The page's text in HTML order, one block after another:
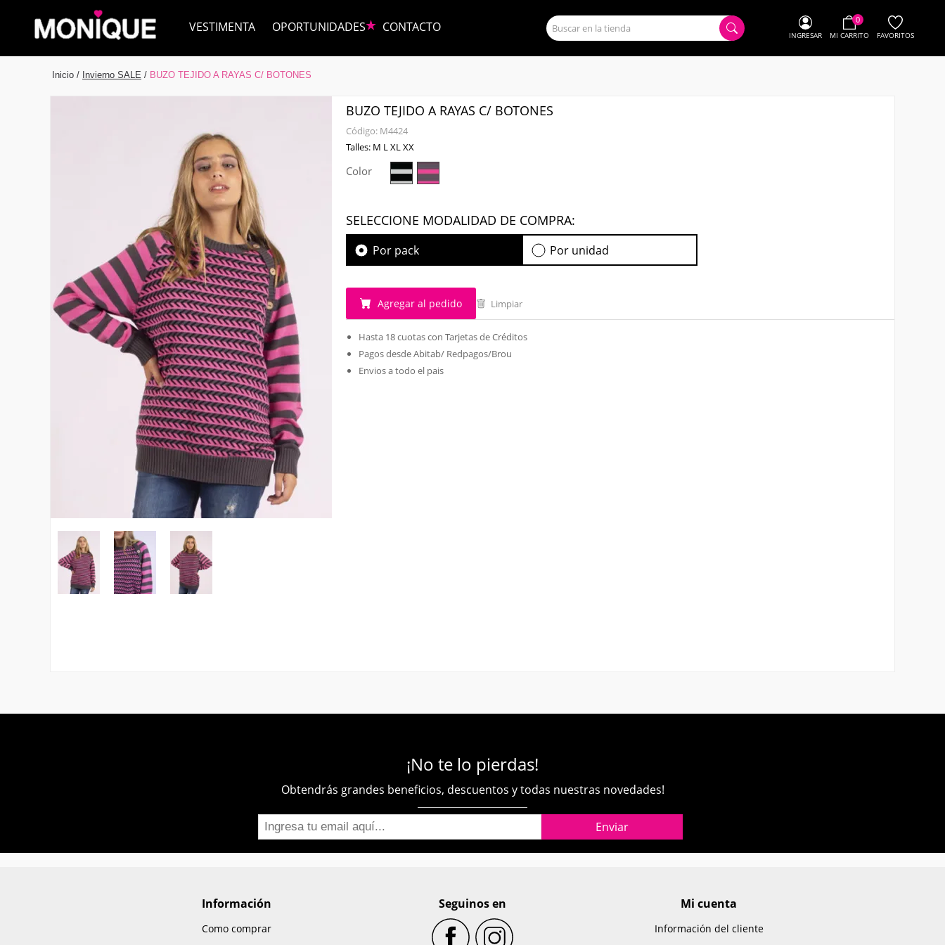
0
MI CARRITO FAVORITOS
INGRESAR
VESTIMENTA OPORTUNIDADES CONTACTO
Inicio / Invierno SALE / BUZO TEJIDO A RAYAS C/ BOTONES
BUZO TEJIDO A RAYAS C/ BOTONES
Código: M4424
Talles: M L XL XX
Color
SELECCIONE MODALIDAD DE COMPRA:
Por pack Por unidad
Agregar al pedido Limpiar
Hasta 18 cuotas con Tarjetas de Créditos
Pagos desde Abitab/ Redpagos/Brou
Envios a todo el pais
¡No te lo pierdas!
Obtendrás grandes beneficios, descuentos y todas nuestras novedades!
Información
Como comprar
Seguinos en Mi cuenta
Información del cliente